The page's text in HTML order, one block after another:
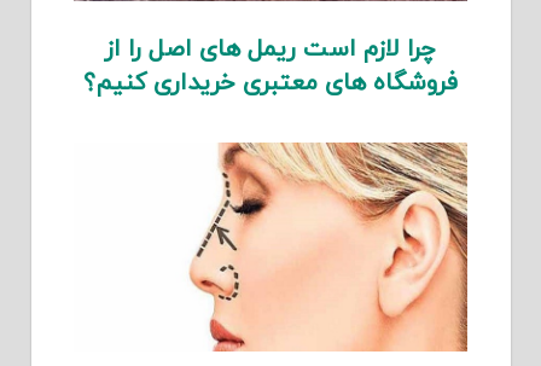
چرا لازم است ریمل های اصل را از
فروشگاه های معتبری خریداری کنیم؟